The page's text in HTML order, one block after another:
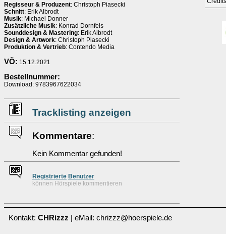
Regisseur & Produzent: Christoph Piasecki
Schnitt: Erik Albrodt
Musik: Michael Donner
Zusätzliche Musik: Konrad Dornfels
Sounddesign & Mastering: Erik Albrodt
Design & Artwork: Christoph Piasecki
Produktion & Vertrieb: Contendo Media
VÖ: 15.12.2021
Bestellnummer:
Download: 9783967622034
Tracklisting anzeigen
Kommentare:
Kein Kommentar gefunden!
Registrierte Benutzer
können Hörspiele kommentieren
Kontakt: CHRizzz | eMail: chrizzz@hoerspiele.de